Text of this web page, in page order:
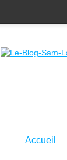
Accueil